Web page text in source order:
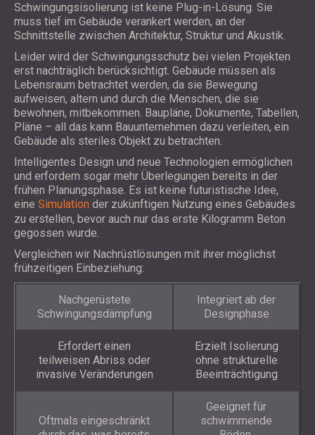
Schwingungsisolierung ist keine Plug-in-Lösung. Sie
muss tief im Gebäude verankert werden, an der
Schnittstelle zwischen Architektur, Struktur und Akustik.
Leider wird der Schwingungsschutz bei vielen Projekten
erst nachträglich berücksichtigt. Gebäude müssen als
Lebensraum betrachtet werden, da sie Bewegung
aufweisen, altern und durch die Menschen, die sie
bewohnen, mitbekommen. Baupläne, Dokumente, Tabellen,
Pläne – all das kann Bauunternehmen dazu verleiten, ein
Gebäude als steriles Objekt zu betrachten.
Intelligentes Design und neue Technologien ermöglichen
und erfordern sogar mehr Überlegungen bereits in der
frühen Planungsphase. Es ist keine futuristische Idee,
eine Simulation der zukünftigen Nutzung eines Gebäudes
zu erstellen, bevor auch nur das erste Kilogramm Beton
gegossen wurde.
Vergleichen wir Nachrüstlösungen mit ihrer möglichst
frühzeitigen Einbeziehung:
Nachgerüstete
Schwingungsdämpfung
Integriert ab der
Designphase
Erfordert einen
teilweisen Abriss oder
invasive Veränderungen
Erzielt Isolierung
ohne strukturelle
Beeinträchtigung
Oftmals eingeschränkt
Geeignet für
schwimmende